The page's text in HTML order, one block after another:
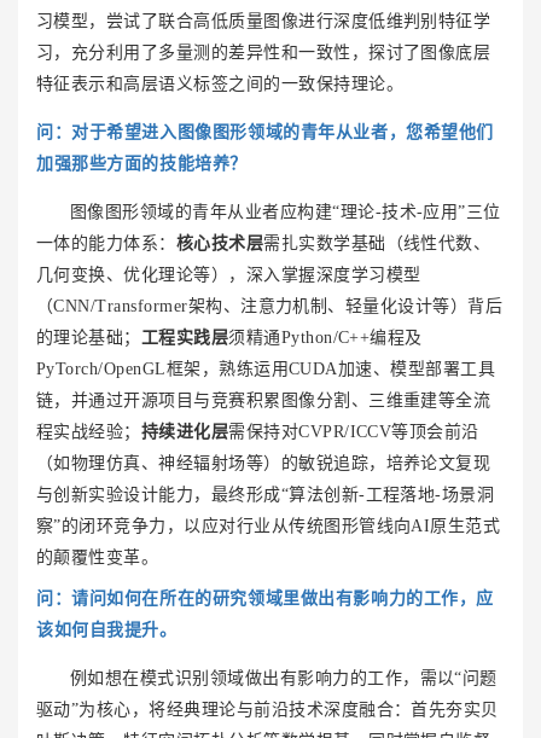
习模型，尝试了联合高低质量图像进行深度低维判别特征学
习，充分利用了多量测的差异性和一致性，探讨了图像底层
特征表示和高层语义标签之间的一致保持理论。
问： 对于希望进入图像图形领域的青年从业者，您希望他们
加强那些方面的技能培养？
图像图形领域的青年从业者应构建“理论-技术-应用”三位
一体的能力体系： 核心技术层需扎实数学基础（线性代数、
几何变换、优化理论等），深入掌握深度学习模型
（CNN/Transformer架构、注意力机制、轻量化设计等）背后
的理论基础； 工程实践层须精通Python/C++编程及
PyTorch/OpenGL框架，熟练运用CUDA加速、模型部署工具
链，并通过开源项目与竞赛积累图像分割、三维重建等全流
程实战经验； 持续进化层需保持对CVPR/ICCV等顶会前沿
（如物理仿真、神经辐射场等）的敏锐追踪，培养论文复现
与创新实验设计能力，最终形成“算法创新-工程落地-场景洞
察”的闭环竞争力，以应对行业从传统图形管线向AI原生范式
的颠覆性变革。
问：请问如何在所在的研究领域里做出有影响力的工作，应
该如何自我提升。
例如想在模式识别领域做出有影响力的工作，需以“问题
驱动”为核心，将经典理论与前沿技术深度融合：首先夯实贝